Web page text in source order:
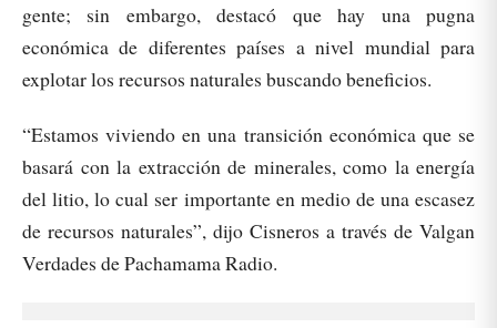
gente; sin embargo, destacó que hay una pugna
económica de diferentes países a nivel mundial para
explotar los recursos naturales buscando beneficios.
“Estamos viviendo en una transición económica que se
basará con la extracción de minerales, como la energía
del litio, lo cual ser importante en medio de una escasez
de recursos naturales”, dijo Cisneros a través de Valgan
Verdades de Pachamama Radio.